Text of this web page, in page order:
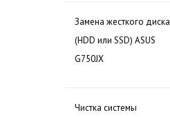
Замена жесткого диска
(HDD или SSD) ASUS
G750JX
Чистка системы